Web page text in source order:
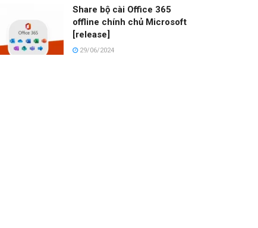
Share bộ cài Office 365
offline chính chủ Microsoft
[release]
29/06/2024